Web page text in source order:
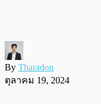
By Tharadon
ตุลาคม 19, 2024